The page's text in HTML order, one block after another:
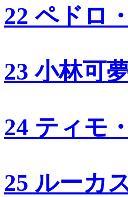
22 ペドロ
23 小林可
24 ティモ
25 ルーカ